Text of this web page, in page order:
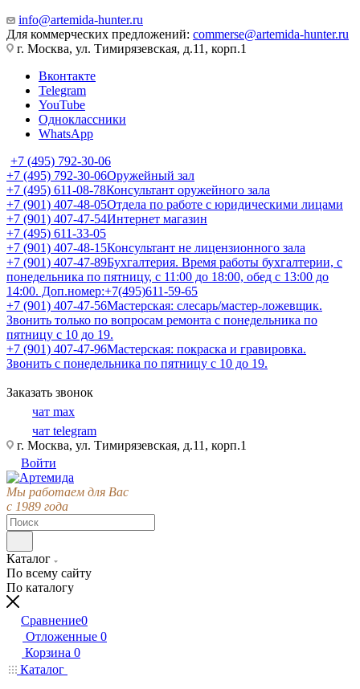
info@artemida-hunter.ru
Для коммерческих предложений: commerse@artemida-hunter.ru
г. Москва, ул. Тимирязевская, д.11, корп.1
Вконтакте
Telegram
YouTube
Одноклассники
WhatsApp
+7 (495) 792-30-06
+7 (495) 792-30-06Оружейный зал
+7 (495) 611-08-78Консультант оружейного зала
+7 (901) 407-48-05Отдела по работе с юридическими лицами
+7 (901) 407-47-54Интернет магазин
+7 (495) 611-33-05
+7 (901) 407-48-15Консультант не лицензионного зала
+7 (901) 407-47-89Бухгалтерия. Время работы бухгалтерии, с
понедельника по пятницу, с 11:00 до 18:00, обед с 13:00 до
14:00. Доп.номер:+7(495)611-59-65
+7 (901) 407-47-56Мастерская: слесарь/мастер-ложевщик.
Звонить только по вопросам ремонта с понедельника по
пятницу с 10 до 19.
+7 (901) 407-47-96Мастерская: покраска и гравировка.
Звонить с понедельника по пятницу с 10 до 19.
Заказать звонок
чат max
чат telegram
г. Москва, ул. Тимирязевская, д.11, корп.1
Войти
Мы работаем для Вас
с 1989 года
Каталог
По всему сайту
По каталогу
Сравнение0
Отложенные 0
Корзина 0
Каталог